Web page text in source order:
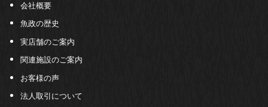
会社概要
魚政の歴史
実店舗のご案内
関連施設のご案内
お客様の声
法人取引について